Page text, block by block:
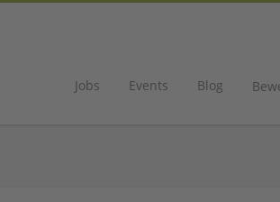
Jobs Events Blog